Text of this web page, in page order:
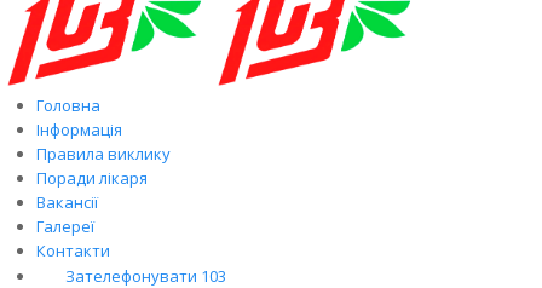
Головна
Інформація
Правила виклику
Поради лікаря
Вакансії
Галереї
Контакти
Зателефонувати 103